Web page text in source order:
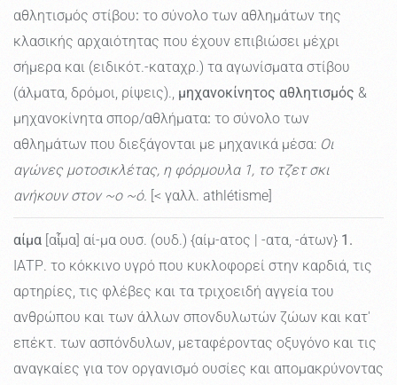
αθλητισμός στίβου: το σύνολο των αθλημάτων της
κλασικής αρχαιότητας που έχουν επιβιώσει μέχρι
σήμερα και (ειδικότ.-καταχρ.) τα αγωνίσματα στίβου
(άλματα, δρόμοι, ρίψεις)., μηχανοκίνητος αθλητισμός &
μηχανοκίνητα σπορ/αθλήματα: το σύνολο των
αθλημάτων που διεξάγονται με μηχανικά μέσα: Οι
αγώνες μοτοσικλέτας, η φόρμουλα 1, το τζετ σκι
ανήκουν στον ~ο ~ό. [< γαλλ. athlétisme]
αίμα [αἷμα] αί-μα ουσ. (ουδ.) {αίμ-ατος | -ατα, -άτων} 1.
ΙΑΤΡ. το κόκκινο υγρό που κυκλοφορεί στην καρδιά, τις
αρτηρίες, τις φλέβες και τα τριχοειδή αγγεία του
ανθρώπου και των άλλων σπονδυλωτών ζώων και κατ'
επέκτ. των ασπόνδυλων, μεταφέροντας οξυγόνο και τις
αναγκαίες για τον οργανισμό ουσίες και απομακρύνοντας